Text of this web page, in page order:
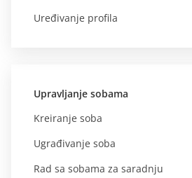
Uređivanje profila
Upravljanje sobama
Kreiranje soba
Ugrađivanje soba
Rad sa sobama za saradnju